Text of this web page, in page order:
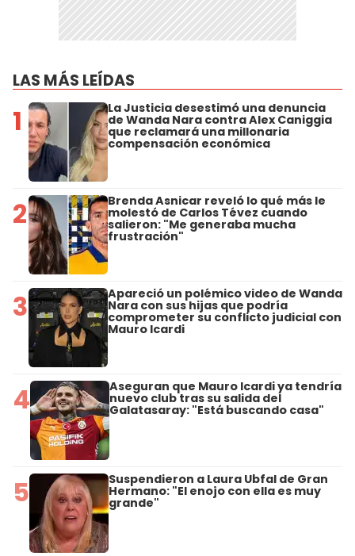
LAS MÁS LEÍDAS
1 La Justicia desestimó una denuncia
de Wanda Nara contra Alex Caniggia
que reclamará una millonaria
compensación económica
2 Brenda Asnicar reveló lo qué más le
molestó de Carlos Tévez cuando
salieron: "Me generaba mucha
frustración"
3 Apareció un polémico video de Wanda
Nara con sus hijas que podría
comprometer su conflicto judicial con
Mauro Icardi
4 Aseguran que Mauro Icardi ya tendría
nuevo club tras su salida del
Galatasaray: "Está buscando casa"
5 Suspendieron a Laura Ubfal de Gran
Hermano: "El enojo con ella es muy
grande"